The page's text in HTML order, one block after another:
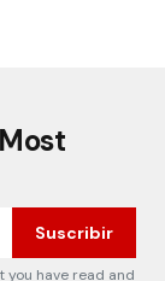
Suscribir
have read and